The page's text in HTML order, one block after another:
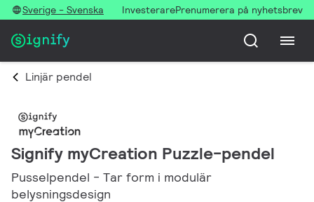
Sverige - Svenska InvesterarePrenumerera på nyhetsbrev
Linjär pendel
Signify myCreation Puzzle-pendel
Pusselpendel - Tar form i modulär
belysningsdesign